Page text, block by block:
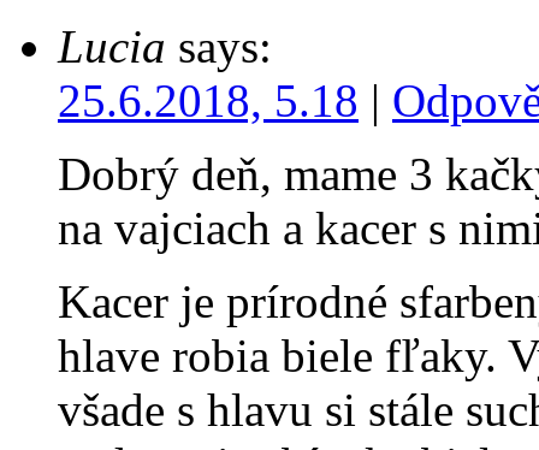
Lucia says:
25.6.2018, 5.18 |
Dobrý deň, mame 3
na vajciach a kacer s
Kacer je prírodné
hlave robia biele fľaky.
všade s hlavu si stále